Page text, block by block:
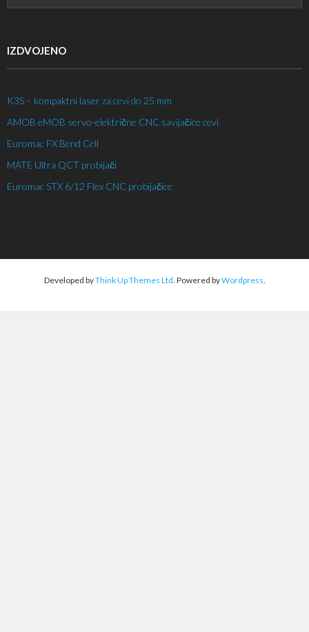
IZDVOJENO
K3S – kompaktni laser za cevi do 25 mm
AMOB eMOB servo-električne CNC savijačice cevi
Euromac FX Bend Cell
MATE Ultra QCT probijači
Euromac STX 6/12 Flex CNC probijačice
Developed byThink Up Themes Ltd. Powered byWordpress.